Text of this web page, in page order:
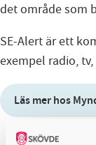
det område som
SE-Alert är ett
exempel radio,
Läs mer hos